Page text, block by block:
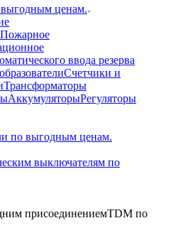
ценам.
Пожарное
ввода резерва
Счетчики и
Трансформаторы
АккумуляторыРегуляторы
по выгодным ценам.
выключателям по
присоединениемTDM по